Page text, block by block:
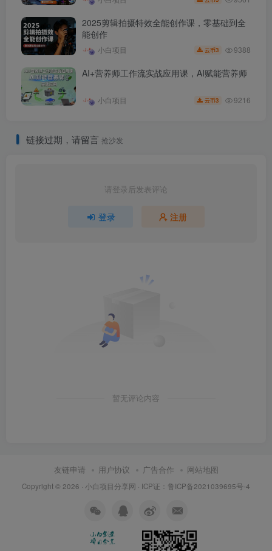
2025剪辑拍摄特效全能创作课，零基础到全
能创作
小白项目 云币3 9388
AI+营养师工作流实战应用课，AI赋能营养师
小白项目 云币3 9216
链接过期，请留言 抢沙发
请登录后发表评论
登录 注册
暂无评论内容
友链申请 用户协议 广告合作 网站地图
Copyright © 2026 · 小白项目分享网 · ICP证： 鲁ICP备2021039695号-4